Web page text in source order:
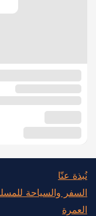
نُبذة عنّا
السفر والسياحة
العمرة